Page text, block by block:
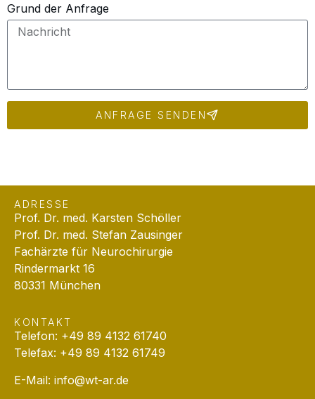
Grund der Anfrage
ANFRAGE SENDEN
ADRESSE
Prof. Dr. med. Karsten Schöller
Prof. Dr. med. Stefan Zausinger
Fachärzte für Neurochirurgie
Rindermarkt 16
80331 München
KONTAKT
Telefon: +49 89 4132 61740
Telefax: +49 89 4132 61749
E-Mail: info@wt-ar.de